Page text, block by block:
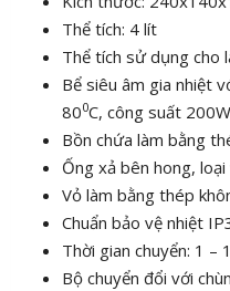
Thể tích: 4 lít
Thể tích sử dụng cho
Bể siêu âm gia nhiệt
800C, công suất 200W
Bồn chứa làm bằng
Ống xả bên hong,
Vỏ làm bằng thép
Chuẩn bảo vệ nhiệt
Thời gian chuyển: 1 –
Bộ chuyển đổi với